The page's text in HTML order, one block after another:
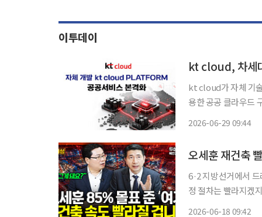
이투데이
kt cloud가 자체 기
용한 공공 클라우드
2026-06-29 09:44
오세훈 재건축
6·2 지방선거에서
정 절차는 빨라지겠
2026-06-18 09:42